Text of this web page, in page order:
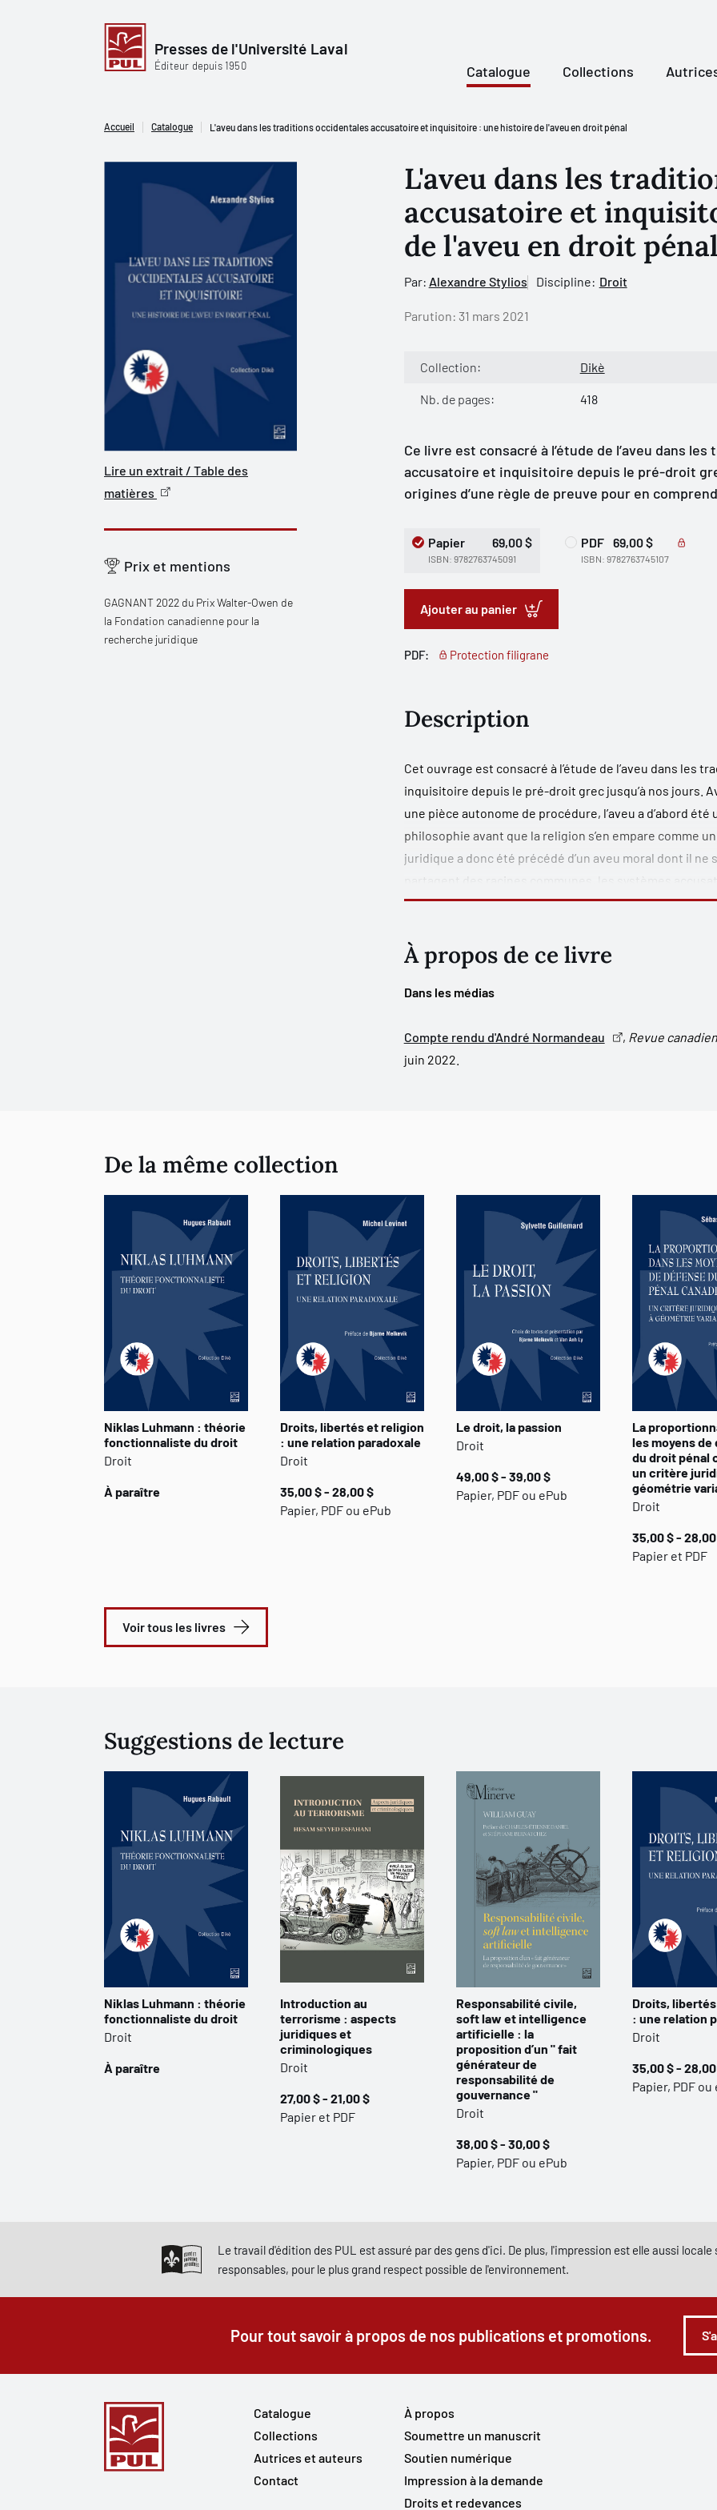
Presses de l'Université Laval
Éditeur depuis 1950 Catalogue Collections
Accueil Catalogue L'aveu dans les traditions occidentales accusatoire et inquisitoire : une histoire de l'aveu en droit pénal
Lire un extrait / Table des
matières
Prix et mentions
GAGNANT 2022 du Prix Walter-Owen de
la Fondation canadienne pour la
recherche juridique
L'aveu dans les
accusatoire et
de l'aveu en droit pénal
Par: Alexandre Stylios Discipline: Droit
Parution: 31 mars 2021
Collection: Dikè
Nb. de pages: 418
Ce livre est consacré à l’étude de l’aveu dans
accusatoire et inquisitoire depuis le pré-droit
origines d’une règle de preuve pour en
Papier 69,00 $
ISBN: 9782763745091
PDF 69,00 $
ISBN: 9782763745107
Ajouter au panier
PDF: Protection filigrane
Description
Cet ouvrage est consacré à l’étude de l’aveu dans les
inquisitoire depuis le pré-droit grec jusqu’à nos jours.
une pièce autonome de procédure, l’aveu a d’abord
philosophie avant que la religion s’en empare comme
juridique a donc été précédé d’un aveu moral dont il ne
différentes à son égard. Dans la procédure
cette dernière, il a dû répondre très tôt à un impératif
de preuve et de procédure qui ont ainsi permis de
politique. Cette différence de traitement de l’aveu
s’apprécier qu’avec l’apport de connaissances qui lui
nombreuses sources multidisciplinaires, juridiques
À propos de ce livre
Dans les médias
Compte rendu d'André Normandeau , Revue
juin 2022.
De la même collection
Niklas Luhmann : théorie
fonctionnaliste du droit
Droit
À paraître
Droits, libertés et religion
: une relation paradoxale
Droit
35,00 $ - 28,00 $
Papier, PDF ou ePub
Le droit, la passion
Droit
49,00 $ - 39,00 $
Papier, PDF ou ePub
La
les moyens de
du droit pénal
un critère
géométrie
Droit
35,00 $ -
Papier et PDF
Voir tous les livres
Suggestions de lecture
Niklas Luhmann : théorie
fonctionnaliste du droit
Droit
À paraître
Introduction au
terrorisme : aspects
juridiques et
criminologiques
Droit
27,00 $ - 21,00 $
Papier et PDF
Responsabilité civile,
soft law et intelligence
artificielle : la
proposition d’un " fait
générateur de
responsabilité de
gouvernance "
Droit
38,00 $ - 30,00 $
Papier, PDF ou ePub
Droits,
: une relation
Droit
35,00 $ -
Papier, PDF ou
Le travail d'édition des PUL est assuré par des gens d'ici. De plus, l'impression est elle aussi
responsables, pour le plus grand respect possible de l'environnement.
Pour tout savoir à propos de nos publications et promotions.
Catalogue
Collections
Autrices et auteurs
Contact
À propos
Soumettre un manuscrit
Soutien numérique
Impression à la demande
Droits et redevances